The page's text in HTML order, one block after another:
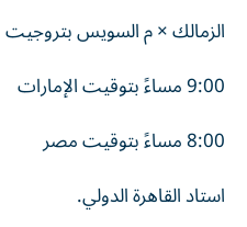
الزمالك × م السويس بتروجيت
9:00 مساءً بتوقيت الإمارات
8:00 مساءً بتوقيت مصر
استاد القاهرة الدولي.